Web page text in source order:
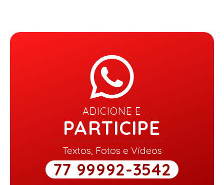
ADICIONE E
PARTICIPE
Textos, Fotos e Vídeos
77 99992-3542